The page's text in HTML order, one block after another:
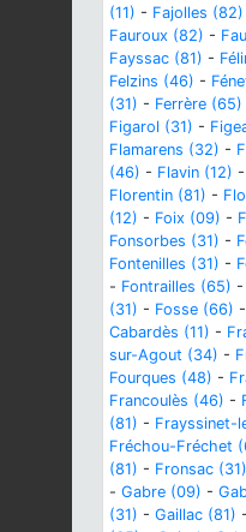
(11) - Fajolles (82)
Fauroux (82) -
Fayssac (81) -
Felzins (46) -
(31) - Ferrère (65)
Figarol (31) -
Flamarens (32) -
(46) - Flavin (12) -
Florentin (81) -
(12) - Foix (09) -
Fonsorbes (31) -
Fontenilles (31) -
- Fontrailles (65) -
(31) - Fosse (66) -
Cabardès (11) -
sur-Agout (34) -
Fourques (48) -
Francoulès (46) -
(81) - Frayssinet-
Fréchou-Fréchet
(81) - Fronsac (31)
- Gabre (09) -
(31) - Gaillac (81) -